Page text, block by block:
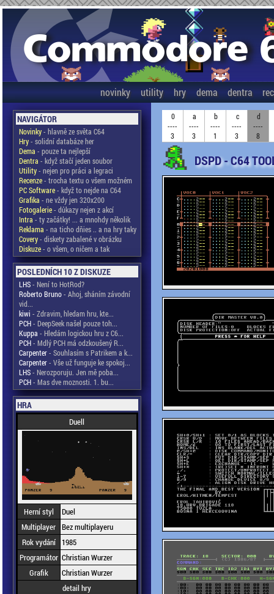
novinky utility hry dema dentra
NAVIGÁTOR
Novinky- hlavně ze světa C64
Hry- solidní databáze her
Dema - pouze ta nejlepší
Dentra - když stačí jeden soubor
Utility- nejen pro práci a legraci
Recenze- trocha textu o všem možném
PC Software- když to nejde na C64
Grafika - ne vždy jen 320x200
Fotogalerie- důkazy nejen z akcí
Intra - ty začátky! ... a mnohdy několik
Reklama - na ticho dňies .. a na hry taky
Covery- diskety zabalené v obrázku
Diskuze- o všem, o ničem a tak
POSLEDNÍCH 10 Z DISKUZE
LHS- Není to HotRod?
Roberto Bruno- Ahoj, sháním závodní
vid...
kiwi - Zdravim, hledam hru, kte...
PCH- DeepSeek našel pouze toh...
Kuppa - Hledám logickou hru z C6...
PCH- Mdlý PCH má odzkoušený R...
Carpenter- Souhlasím s Patrikem a k...
Carpenter- Vše už funguje ke spokoj...
LHS- Nerozporuju. Jen mě poba...
PCH- Mas dve moznosti. 1. bu...
HRA
Duell
Herní styl
Duel
Multiplayer Bez multiplayeru
Rok vydání
1985
Programátor Christian Wurzer
Grafik
Christian Wurzer
detail hry
0
----
3
a
----
3
b
----
1
c
----
3
d
----
8
DSPD - C64